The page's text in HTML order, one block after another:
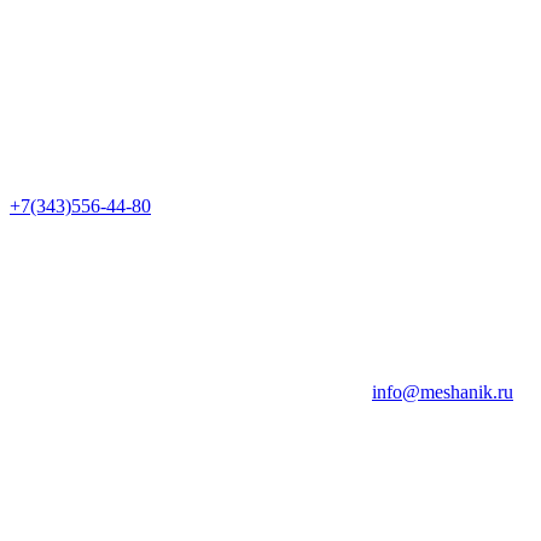
+7(343)556-44-80
info@meshanik.ru